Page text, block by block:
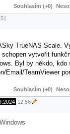
Souhlasím (+0)
TrueNAS Scale.
vytvořit
Byl by někdo, kdo
Email/TeamViewer
Souhlasím (+0)
12:56